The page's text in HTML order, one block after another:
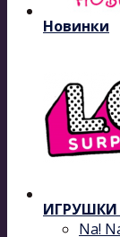
Новинки
Na!